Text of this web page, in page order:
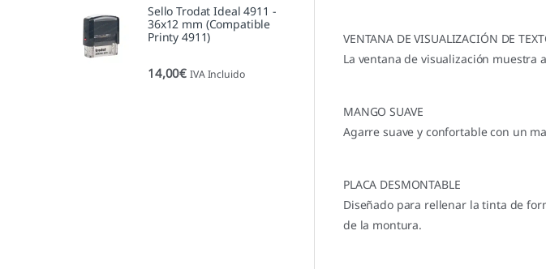
VENTANA DE VISUALIZACIÓN DE
La ventana de visualización muestra
MANGO SUAVE
Agarre suave y confortable con un
PLACA DESMONTABLE
Diseñado para rellenar la tinta de
de la montura.
Sello Trodat Ideal 4911 -
36x12 mm (Compatible
Printy 4911)
14,00€ IVA Incluido